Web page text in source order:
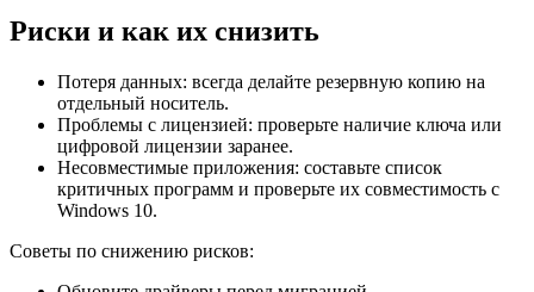
Риски и как их снизить
Потеря данных: всегда делайте резервную копию на
отдельный носитель.
Проблемы с лицензией: проверьте наличие ключа или
цифровой лицензии заранее.
Несовместимые приложения: составьте список
критичных программ и проверьте их совместимость с
Windows 10.
Советы по снижению рисков: